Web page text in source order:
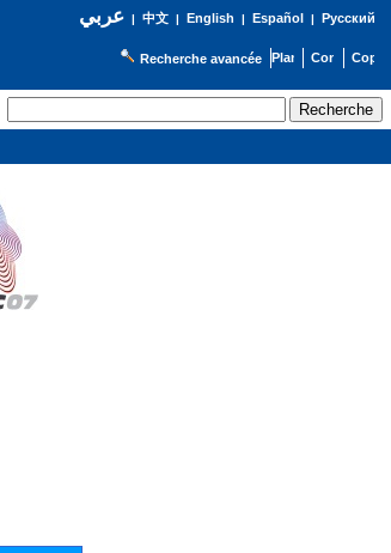
عربي| 中文| English | Español | Русский
Recherche avancée